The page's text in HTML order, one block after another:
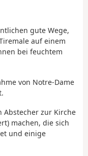
gute Wege,
auf einem
bei feuchtem
von Notre-Dame
Abstecher zur Kirche
machen, die sich
und einige